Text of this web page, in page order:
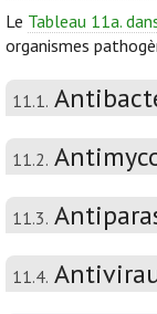
Le Tableau 11a.
organismes
11.1.
11.2.
11.3.
11.4.